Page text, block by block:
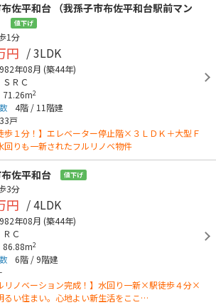
佐平和台 （我孫子市布佐平和台駅前マン
値下げ
1分
円 / 3LDK
年08月 (築44年)
ＳＲＣ
71.26m2
4階/ 11階建
戸
歩１分！】エレベーター停止階×３ＬＤＫ＋大型Ｆ
回りも一新されたフルリノベ物件
佐平和台 値下げ
3分
円 / 4LDK
年08月 (築44年)
ＲＣ
86.88m2
6階 /9階建
リノベーション完成！】水回り一新×駅徒歩４分×
るい住まい。心地よい新生活をここ…